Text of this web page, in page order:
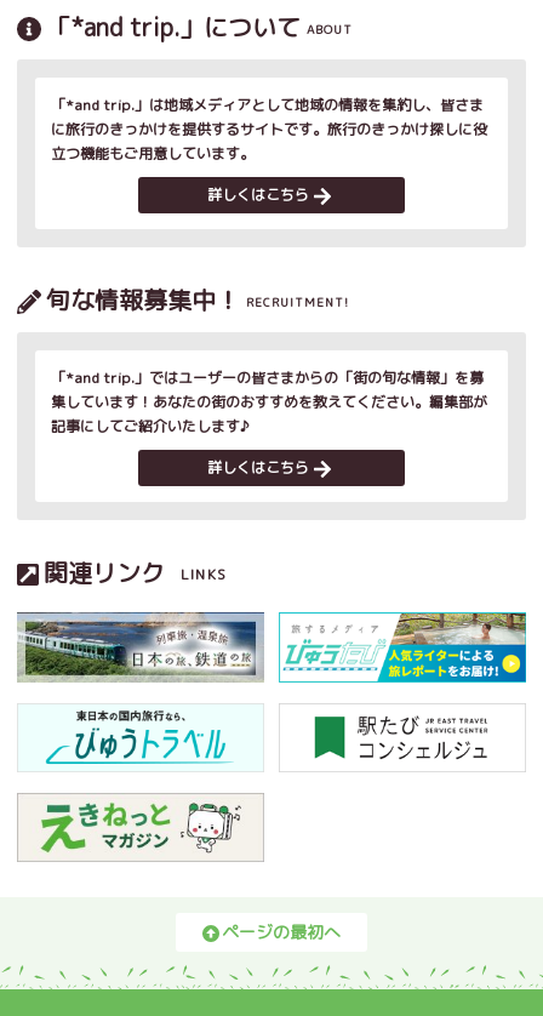
「*and trip.」について ABOUT
「*and trip.」は地域メディアとして地域の情報を集約し、皆さま
に旅行のきっかけを提供するサイトです。旅行のきっかけ探しに役
立つ機能もご用意しています。
詳しくはこちら
旬な情報募集中！ RECRUITMENT!
「*and trip.」ではユーザーの皆さまからの「街の旬な情報」を募
集しています！あなたの街のおすすめを教えてください。編集部が
記事にしてご紹介いたします♪
詳しくはこちら
関連リンク LINKS
ページの最初へ